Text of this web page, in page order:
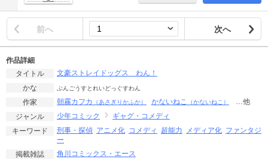
前へ 次へ
作品詳細
タイトル
文豪ストレイドッグス わん！
かな
ぶんごうすとれいどっぐすわん
作家 朝霧カフカ （あさぎりかふか） かないねこ （かないねこ）
…他
ジャンル
少年コミック
ギャグ・コメディ
キーワード
刑事・探偵 アニメ化 コメディ 超能力 メディア化 ファンタジ
ー
掲載雑誌
角川コミックス・エース